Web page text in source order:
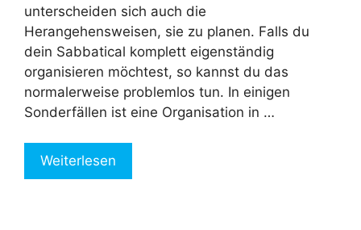
unterscheiden sich auch die
Herangehensweisen, sie zu planen. Falls du
dein Sabbatical komplett eigenständig
organisieren möchtest, so kannst du das
normalerweise problemlos tun. In einigen
Sonderfällen ist eine Organisation in …
Weiterlesen